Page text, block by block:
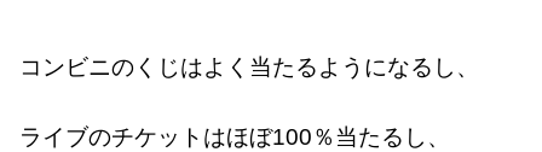
コンビニのくじはよく当たるようになるし、
ライブのチケットはほぼ100％当たるし、